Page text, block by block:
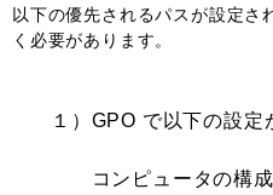
以下の優先されるパスが設定さ
く必要があります。
１）GPO で以下の設定
コンピュータの構成